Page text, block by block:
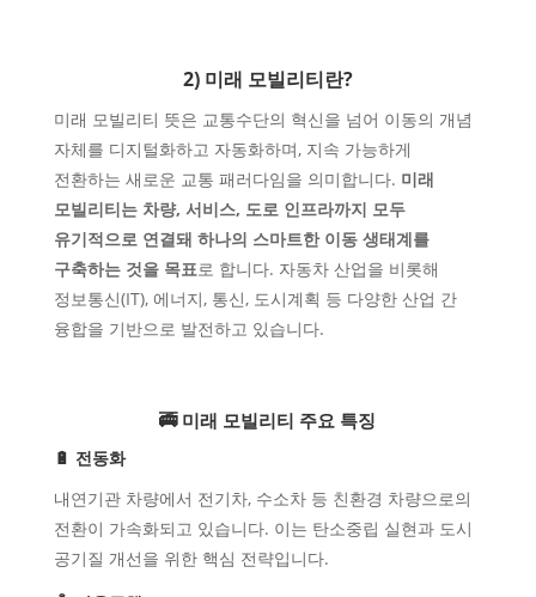
2) 미래 모빌리티란?
미래 모빌리티 뜻은 교통수단의 혁신을 넘어 이동의 개념
자체를 디지털화하고 자동화하며, 지속 가능하게
전환하는 새로운 교통 패러다임을 의미합니다. 미래
모빌리티는 차량, 서비스, 도로 인프라까지 모두
유기적으로 연결돼 하나의 스마트한 이동 생태계를
구축하는 것을 목표로 합니다. 자동차 산업을 비롯해
정보통신(IT), 에너지, 통신, 도시계획 등 다양한 산업 간
융합을 기반으로 발전하고 있습니다.
🚎 미래 모빌리티 주요 특징
🔋 전동화
내연기관 차량에서 전기차, 수소차 등 친환경 차량으로의
전환이 가속화되고 있습니다. 이는 탄소중립 실현과 도시
공기질 개선을 위한 핵심 전략입니다.